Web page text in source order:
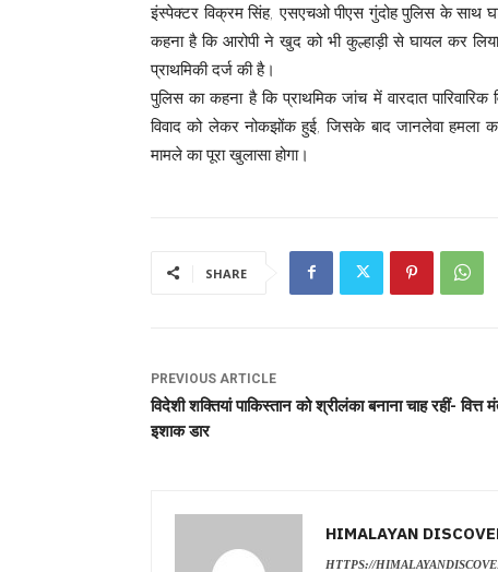
इंस्पेक्टर विक्रम सिंह, एसएचओ पीएस गुंदोह पुलिस के साथ
कहना है कि आरोपी ने खुद को भी कुल्हाड़ी से घायल कर
प्राथमिकी दर्ज की है।
पुलिस का कहना है कि प्राथमिक जांच में वारदात
विवाद को लेकर नोकझोंक हुई, जिसके बाद जानलेवा हमला
मामले का पूरा खुलासा होगा।
SHARE
PREVIOUS ARTICLE
विदेशी शक्तियां पाकिस्तान को श्रीलंका बनाना चाह रहीं- वित्त
इशाक डार
HIMALAYAN
HTTPS://